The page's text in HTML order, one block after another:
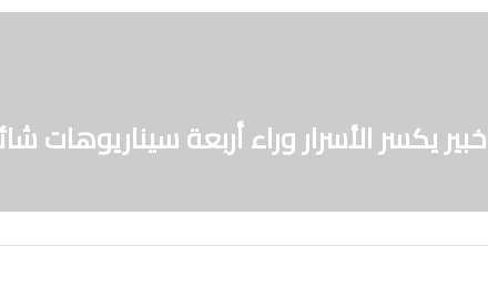
يكسر الأسرار وراء أربعة سيناريوهات